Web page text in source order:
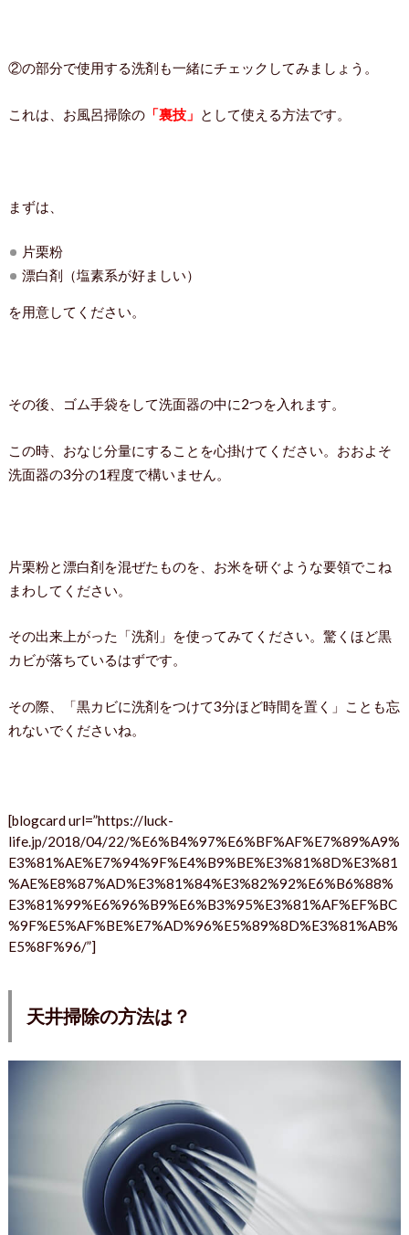
②の部分で使用する洗剤も一緒にチェックしてみましょう。
これは、お風呂掃除の「裏技」 として使える方法です。
まずは、
片栗粉
漂白剤（塩素系が好ましい）
を用意してください。
その後、ゴム手袋をして洗面器の中に2つを入れます。
この時、おなじ分量にすることを心掛けてください。おおよそ
洗面器の3分の1程度で構いません。
片栗粉と漂白剤を混ぜたものを、お米を研ぐような要領でこね
まわしてください。
その出来上がった「洗剤」を使ってみてください。驚くほど黒
カビが落ちているはずです。
その際、「黒カビに洗剤をつけて3分ほど時間を置く」ことも忘
れないでくださいね。
[blogcard url=”https://luck-
life.jp/2018/04/22/%E6%B4%97%E6%BF%AF%E7%89%A9%
E3%81%AE%E7%94%9F%E4%B9%BE%E3%81%8D%E3%81
%AE%E8%87%AD%E3%81%84%E3%82%92%E6%B6%88%
E3%81%99%E6%96%B9%E6%B3%95%E3%81%AF%EF%BC
%9F%E5%AF%BE%E7%AD%96%E5%89%8D%E3%81%AB%
E5%8F%96/”]
天井掃除の方法は？